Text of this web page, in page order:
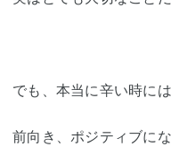
でも、本当に辛い時には
前向き、ポジティブに